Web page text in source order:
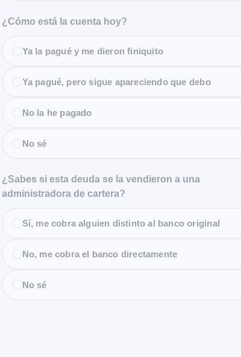
¿Cómo está la cuenta hoy?
Ya la pagué y me dieron finiquito
Ya pagué, pero sigue apareciendo que debo
No la he pagado
No sé
¿Sabes si esta deuda se la vendieron a una
administradora de cartera?
Sí, me cobra alguien distinto al banco original
No, me cobra el banco directamente
No sé